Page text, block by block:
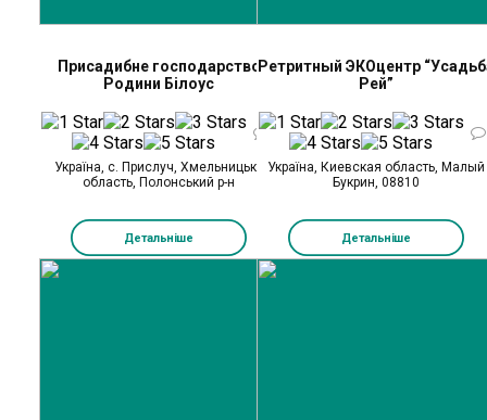
Присадибне господарство
Родини Білоус
0
Україна, с. Прислуч, Хмельницька
область, Полонський р-н
Детальніше
Ретритный ЭКОцентр
Рей”
Україна, Киевская область, Малый
Букрин, 08810
Детальніше